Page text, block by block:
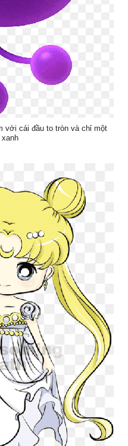
với cái đầu to tròn và chỉ một